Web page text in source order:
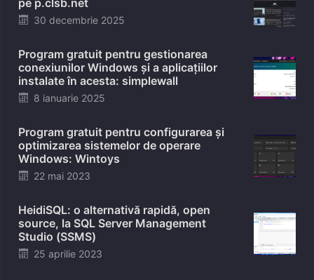
pe p.clsb.net
Posted
30 decembrie 2025
Program gratuit pentru gestionarea
conexiunilor Windows și a aplicațiilor
instalate în acesta: simplewall
Posted
8 ianuarie 2025
Program gratuit pentru configurarea și
optimizarea sistemelor de operare
Windows: Wintoys
Posted
22 mai 2023
HeidiSQL: o alternativă rapidă, open
source, la SQL Server Management
Studio (SSMS)
Posted
25 aprilie 2023